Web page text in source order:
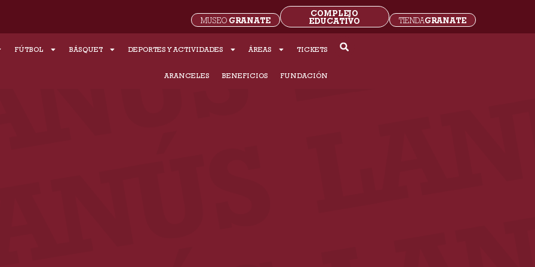
TIENDAGRANATE
COMPLEJO
EDUCATIVO
MUSEO GRANATE
FÚTBOL BÁSQUET DEPORTES Y ACTIVIDADES ÁREAS TICKETS
ARANCELES BENEFICIOS FUNDACIÓN